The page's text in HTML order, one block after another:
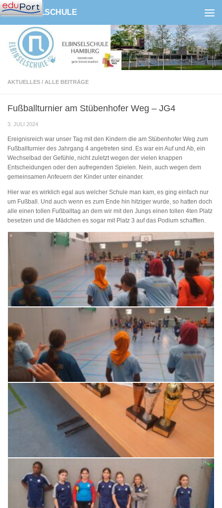
Zum Inhalt springen
ELBINSELSCHULE
AKTUELLES / ALLE BEITRÄGE
Fußballturnier am Stübenhofer Weg – JG4
3. JULI 2024
Ereignisreich war unser Tag mit den Kindern die am Stübenhofer Weg zum
Fußballturnier des Jahrgang 4 angetreten sind. Es war ein Auf und Ab, ein
Wechselbad der Gefühle, nicht zuletzt wegen der vielen knappen
Entscheidungen oder den aufregenden Spielen. Nein, auch wegen dem
gemeinsamen Anfeuern der Kinder unter einander.
Hier war es wirklich egal aus welcher Schule man kam, es ging einfach nur
um Fußball. Und auch wenn es zum Ende hin hitziger wurde, so hatten doch
alle einen tollen Fußballtag an dem wir mit den Jungs einen tollen 4ten Platz
besetzen und die Mädchen es sogar mit Platz 3 auf das Podium schafften.